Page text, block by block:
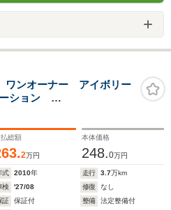
ンオーナー アイボリー
ション
19AWキセノン Pセン
総額
2万円
本体価格
248.0万円
式 2010年 走行 3.7万km
検
'27/08 修復
なし
証
保証付 整備
法定整備付